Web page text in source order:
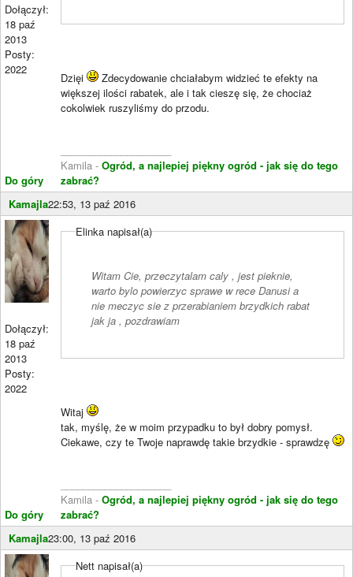
Dołączył:
18 paź
2013
Posty:
2022
Do góry
Dzięi
Zdecydowanie chciałabym widzieć te efekty na
większej ilości rabatek, ale i tak cieszę się, że chociaż
cokolwiek ruszyliśmy do przodu.
Kamila - Ogród, a najlepiej piękny ogród - jak się do tego
zabrać?
Kamajla22:53, 13 paź 2016
Dołączył:
18 paź
2013
Posty:
2022
Do góry
Elinka napisał(a)
Witam Cie, przeczytalam caly , jest pieknie,
warto bylo powierzyc sprawe w rece Danusi a
nie meczyc sie z przerabianiem brzydkich rabat
jak ja , pozdrawiam
Witaj
tak, myślę, że w moim przypadku to był dobry pomysł.
Ciekawe, czy te Twoje naprawdę takie brzydkie - sprawdzę
Kamila - Ogród, a najlepiej piękny ogród - jak się do tego
zabrać?
Kamajla23:00, 13 paź 2016
Nett napisał(a)